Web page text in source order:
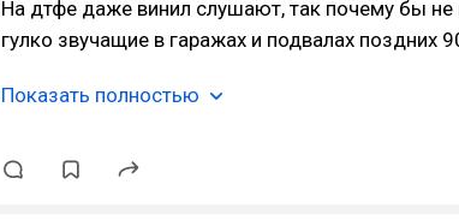
На дтфе даже винил слушают, так почему бы
гулко звучащие в гаражах и подвалах поздних
Показать полностью